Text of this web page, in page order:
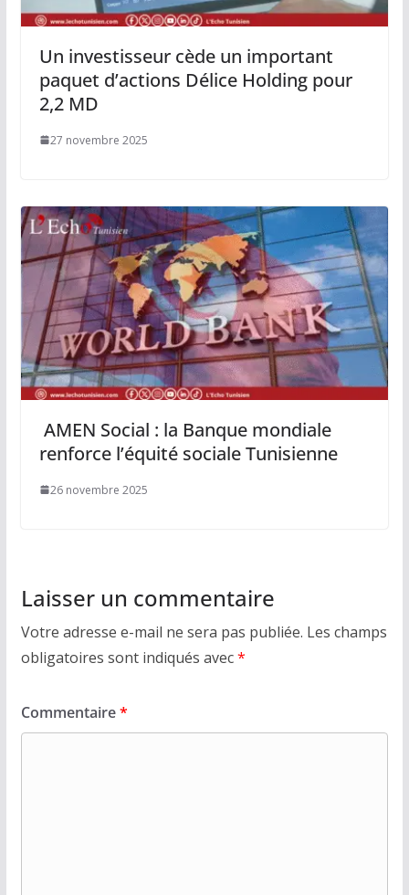
Un investisseur cède un important
paquet d’actions Délice Holding pour
2,2 MD
27 novembre 2025
AMEN Social : la Banque mondiale
renforce l’équité sociale Tunisienne
26 novembre 2025
Laisser un commentaire
Votre adresse e-mail ne sera pas publiée. Les champs
obligatoires sont indiqués avec*
Commentaire*